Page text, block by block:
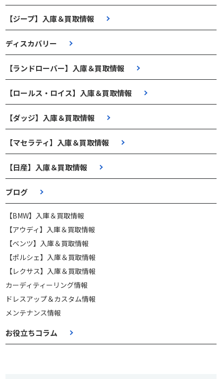
【ジープ】入庫＆買取情報
ディスカバリー
【ランドローバー】入庫＆買取情報
【ロールス・ロイス】入庫＆買取情報
【ダッジ】入庫＆買取情報
【マセラティ】入庫＆買取情報
【日産】入庫＆買取情報
ブログ
【BMW】入庫＆買取情報
【アウディ】入庫＆買取情報
【ベンツ】入庫＆買取情報
【ポルシェ】入庫＆買取情報
【レクサス】入庫＆買取情報
カーディティーリング情報
ドレスアップ＆カスタム情報
メンテナンス情報
お役立ちコラム